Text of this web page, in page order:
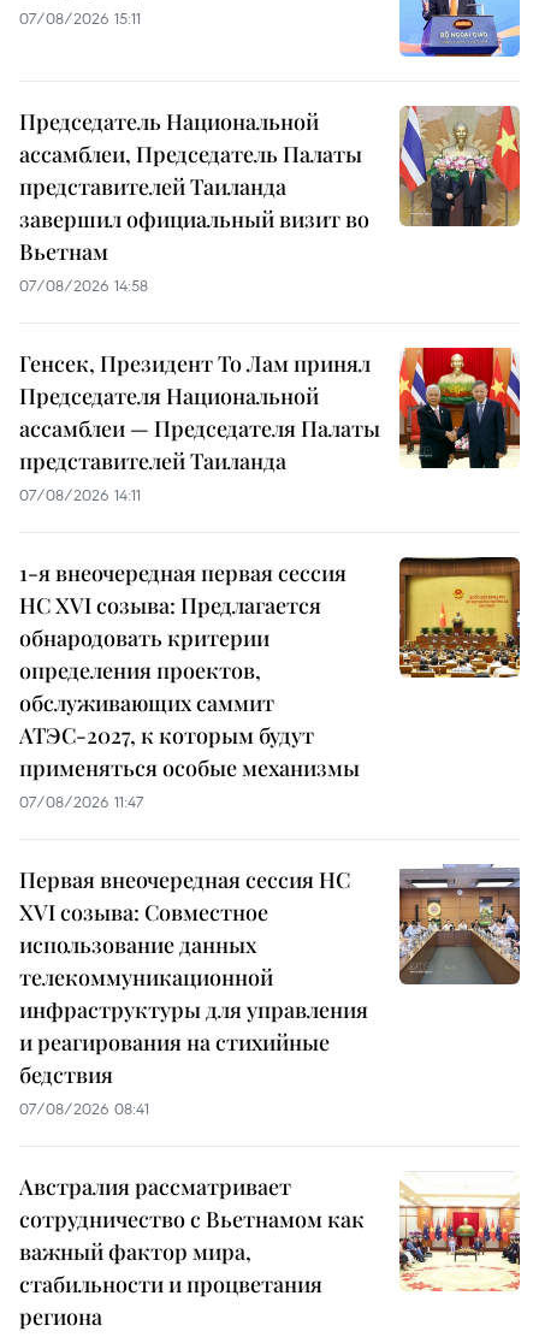
07/08/2026 15:11
Председатель Национальной
ассамблеи, Председатель Палаты
представителей Таиланда
завершил официальный визит во
Вьетнам
07/08/2026 14:58
Генсек, Президент То Лам принял
Председателя Национальной
ассамблеи — Председателя Палаты
представителей Таиланда
07/08/2026 14:11
1-я внеочередная первая сессия
НС XVI созыва: Предлагается
обнародовать критерии
определения проектов,
обслуживающих саммит
АТЭС-2027, к которым будут
применяться особые механизмы
07/08/2026 11:47
Первая внеочередная сессия НС
XVI созыва: Совместное
использование данных
телекоммуникационной
инфраструктуры для управления
и реагирования на стихийные
бедствия
07/08/2026 08:41
Австралия рассматривает
сотрудничество с Вьетнамом как
важный фактор мира,
стабильности и процветания
региона